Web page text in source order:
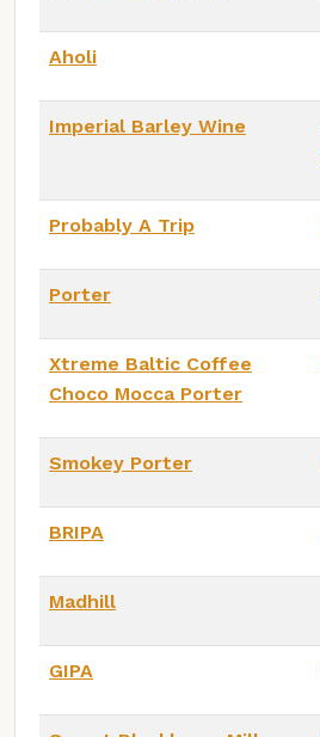
Aholi
Imperial Barley Wine
Probably A Trip
Porter
Xtreme Baltic Coffee
Choco Mocca Porter
Smokey Porter
BRIPA
Madhill
GIPA